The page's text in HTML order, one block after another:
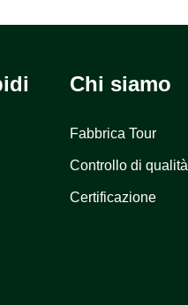
Chi siamo
Fabbrica Tour
Controllo di qualità
Certificazione